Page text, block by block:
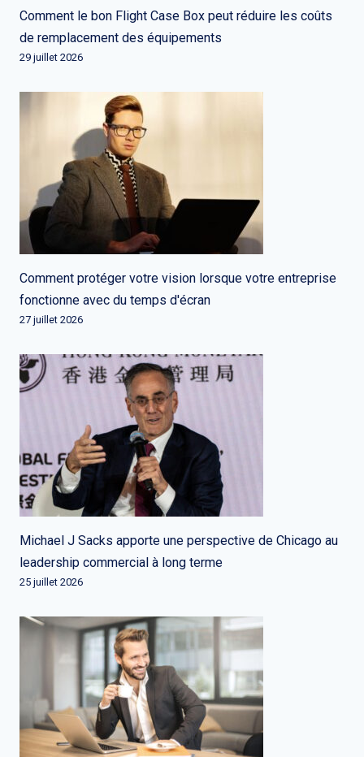
Comment le bon Flight Case Box peut réduire les coûts
de remplacement des équipements
29 juillet 2026
Comment protéger votre vision lorsque votre entreprise
fonctionne avec du temps d'écran
27 juillet 2026
Michael J Sacks apporte une perspective de Chicago au
leadership commercial à long terme
25 juillet 2026